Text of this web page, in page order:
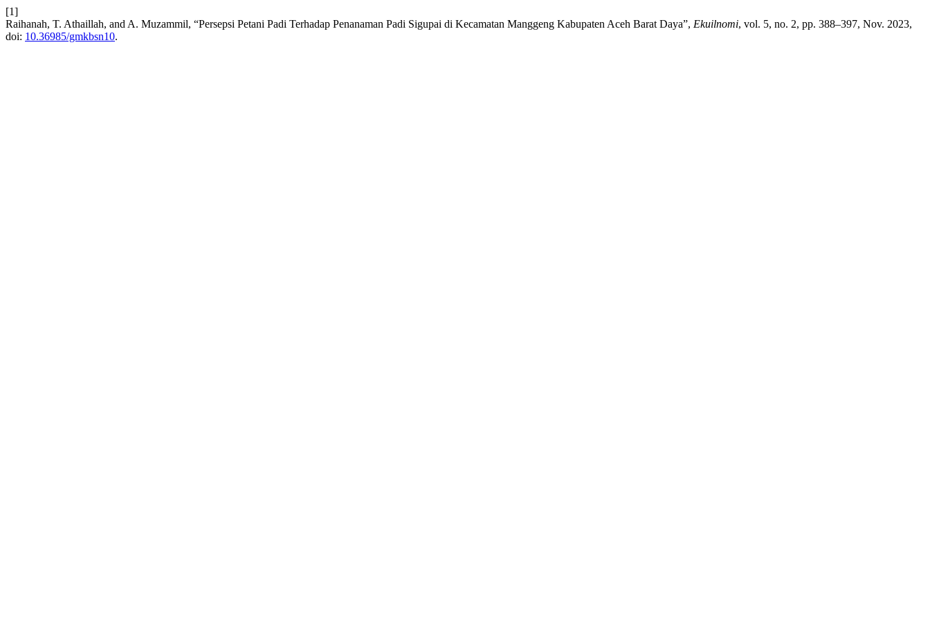
[1]
Raihanah, T. Athaillah, and A. Muzammil, “Persepsi Petani Padi Terhadap Penanaman Padi Sigupai di Kecamatan Manggeng Kabupaten Aceh Barat Daya”, Ekuilnomi, vol. 5, no. 2, pp. 388–397, Nov. 2023,
doi: 10.36985/gmkbsn10.